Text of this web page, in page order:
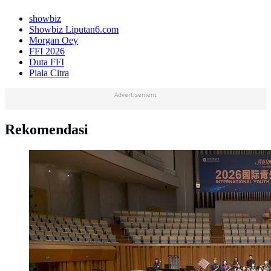
showbiz
Showbiz Liputan6.com
Morgan Oey
FFI 2026
Duta FFI
Piala Citra
Advertisement
Rekomendasi